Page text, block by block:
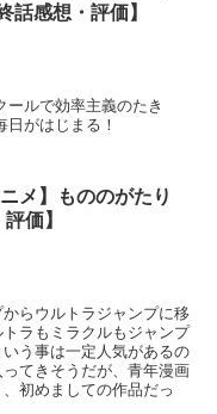
話感想・評価】
ールで効率主義のたき
がはじまる！
メ】もののがたり
価】
らウルトラジャンプに移
ラもミラクルもジャンプ
う事は一定人気があるの
てきそうだが、青年漫画
初めましての作品だっ